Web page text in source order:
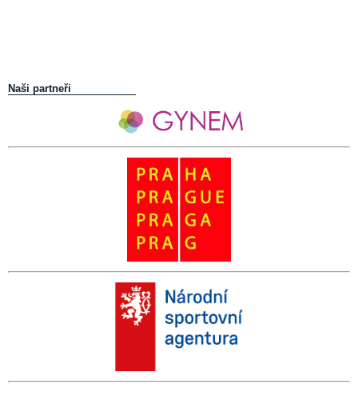
Naši partneři